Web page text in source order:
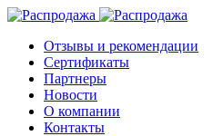
Отзывы и рекомендации
Сертификаты
Партнеры
Новости
О компании
Контакты